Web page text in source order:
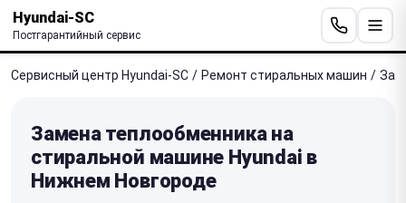
Hyundai-SC
Постгарантийный сервис
Сервисный центр Hyundai-SC / Ремонт стиральных машин /
Замена теплообменника на
стиральной машине Hyundai в
Нижнем Новгороде